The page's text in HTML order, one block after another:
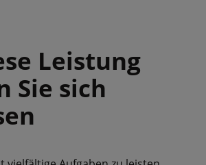
Leistung
Sie sich